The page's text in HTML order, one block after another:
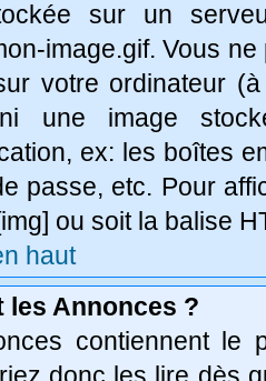
sur un
image.gif. Vous
votre ordinateur
une image
ex: les boîtes
passe, etc. Pour
ou soit la balise
haut
les Annonces ?
contiennent le